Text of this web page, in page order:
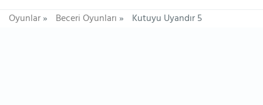
Oyunlar» Beceri Oyunları» Kutuyu Uyandır 5